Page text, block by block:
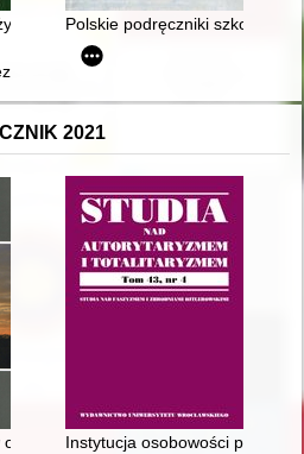
pożarnej w Malborku : 1945-2025
Polskie podręczniki szkolne
w latach 1945-1989
2021
niemieckiego okupanta
Instytucja osobowości prawnej